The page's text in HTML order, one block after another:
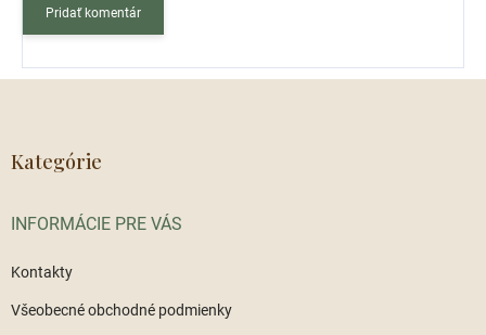
Pridať komentár
Kategórie
INFORMÁCIE PRE VÁS
Kontakty
Všeobecné obchodné podmienky